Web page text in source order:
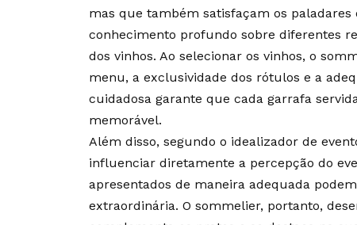
mas que também satisfaçam os paladares
conhecimento profundo sobre diferentes
dos vinhos. Ao selecionar os vinhos, o
menu, a exclusividade dos rótulos e a
cuidadosa garante que cada garrafa
memorável.
Além disso, segundo o idealizador de
influenciar diretamente a percepção do
apresentados de maneira adequada
extraordinária. O sommelier, portanto,